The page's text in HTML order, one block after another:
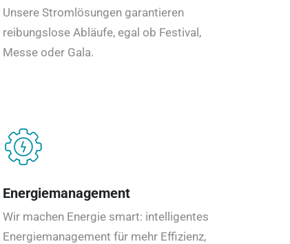
Unsere Stromlösungen garantieren
reibungslose Abläufe, egal ob Festival,
Messe oder Gala.
Energiemanagement
Wir machen Energie smart: intelligentes
Energiemanagement für mehr Effizienz,